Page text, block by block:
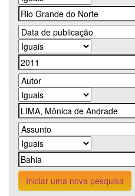
Iniciar uma nova pesquisa